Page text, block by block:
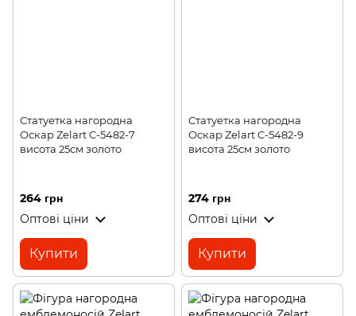
Статуетка нагородна
Оскар Zelart C-5482-7
висота 25см золото
264 грн
Оптові ціни
Купити
Статуетка нагородна
Оскар Zelart C-5482-9
висота 25см золото
274 грн
Оптові ціни
Купити